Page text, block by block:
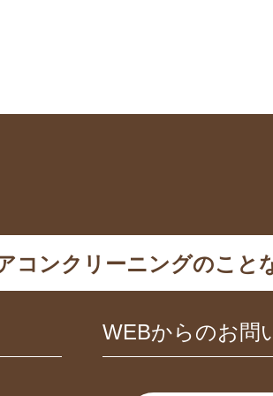
ンクリーニングのこと
WEBからのお問